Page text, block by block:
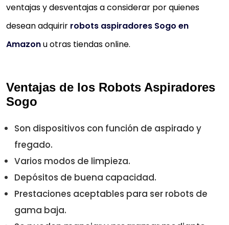
ventajas y desventajas a considerar por quienes
desean adquirir robots aspiradores Sogo en
Amazonu otras tiendas online.
Ventajas de los Robots Aspiradores
Sogo
Son dispositivos con función de aspirado y
fregado.
Varios modos de limpieza.
Depósitos de buena capacidad.
Prestaciones aceptables para ser robots de
gama baja.